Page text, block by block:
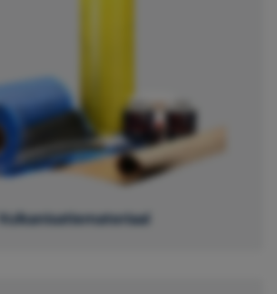
Vulkanisatiemateriaal